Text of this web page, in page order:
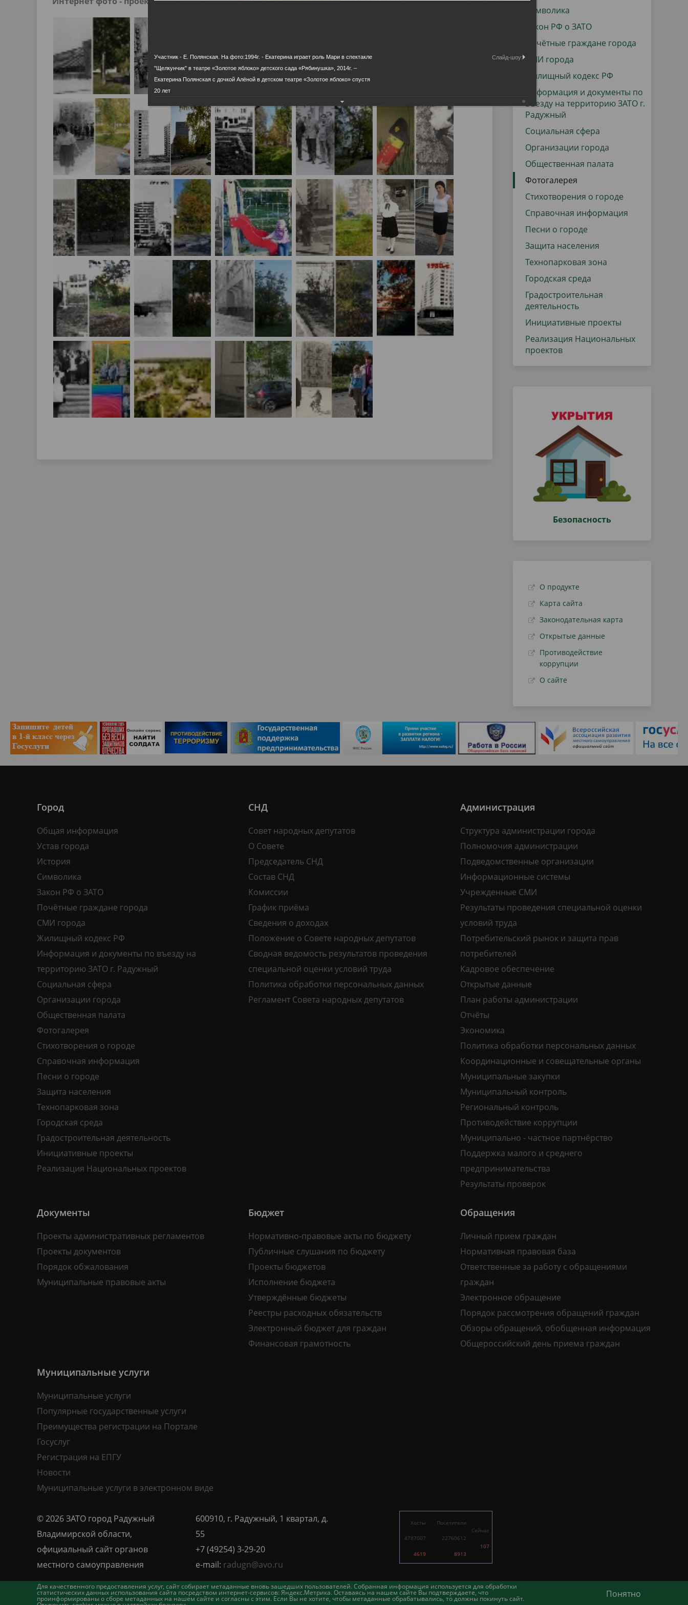
Городская среда
Градостроительная деятельность
условий труда
Координационные и совещательные
Региональный контроль
партнёрство
Поддержка малого и среднего
предпринимательства
Результаты проверок
Символика
Закон РФ о ЗАТО
Почётные граждане города
СМИ города
Жилищный кодекс РФ
Информация и документы по
въезду на территорию ЗАТО г.
Радужный
Социальная сфера
Организации города
Общественная палата
Фотогалерея
Стихотворения о городе
Справочная информация
Песни о городе
Защита населения
Технопарковая зона
Городская среда
Градостроительная
деятельность
Инициативные проекты
Реализация Национальных
проектов
Безопасность
О продукте
Карта сайта
Законодательная карта
Открытые данные
Противодействие
коррупции
О сайте
Для качественного предоставления услуг, сайт собирает метаданные вновь зашедших пользователей. Собранная информация используется для обработки
статистических данных использования сайта посредством интернет-сервисов: Яндекс.Метрика. Оставаясь на нашем сайте Вы подтверждаете, что
проинформированы о сборе метаданных на нашем сайте и согласны с этим. Если Вы не хотите, чтобы метаданные обрабатывались, то должны покинуть сайт. Понятно
Город
Общая информация
Устав города
История
Символика
Закон РФ о ЗАТО
Почётные граждане города
СМИ города
Жилищный кодекс РФ
Информация и документы по въезду на
территорию ЗАТО г. Радужный
Социальная сфера
Организации города
Общественная палата
Фотогалерея
Стихотворения о городе
Справочная информация
Песни о городе
Защита населения
Технопарковая зона
Городская среда
Градостроительная деятельность
Инициативные проекты
Реализация Национальных проектов
СНД
Совет народных депутатов
О Совете
Председатель СНД
Состав СНД
Комиссии
График приёма
Сведения о доходах
Положение о Совете народных депутатов
Сводная ведомость результатов проведения
специальной оценки условий труда
Политика обработки персональных данных
Регламент Совета народных депутатов
Администрация
Структура администрации города
Полномочия администрации
Подведомственные организации
Информационные системы
Учрежденные СМИ
Результаты проведения специальной оценки
условий труда
Потребительский рынок и защита прав
потребителей
Кадровое обеспечение
Открытые данные
План работы администрации
Отчёты
Экономика
Политика обработки персональных данных
Координационные и совещательные органы
Муниципальные закупки
Муниципальный контроль
Региональный контроль
Противодействие коррупции
Муниципально - частное партнёрство
Поддержка малого и среднего
предпринимательства
Результаты проверок
Документы
Проекты административных регламентов
Проекты документов
Порядок обжалования
Муниципальные правовые акты
Бюджет
Нормативно-правовые акты по бюджету
Публичные слушания по бюджету
Проекты бюджетов
Исполнение бюджета
Утверждённые бюджеты
Реестры расходных обязательств
Электронный бюджет для граждан
Финансовая грамотность
Обращения
Личный прием граждан
Нормативная правовая база
Ответственные за работу с обращениями
граждан
Электронное обращение
Порядок рассмотрения обращений граждан
Обзоры обращений, обобщенная информация
Общероссийский день приема граждан
Муниципальные услуги
Муниципальные услуги
Популярные государственные услуги
Преимущества регистрации на Портале
Госуслуг
Регистрация на ЕПГУ
Новости
Муниципальные услуги в электронном виде
© 2026 ЗАТО город Радужный
Владимирской области,
официальный сайт органов
местного самоуправления
600910, г. Радужный, 1 квартал, д.
55
+7 (49254) 3-29-20
e-mail: radugn@avo.ru
Хосты
4787007
4619
Посетители
22760612
8913
Сейчас
107
Участник - Е. Полянская. На фото:1994г. - Екатерина играет роль Мари в спектакле
"Щелкунчик" в театре «Золотое яблоко» детского сада «Рябинушка», 2014г. –
Екатерина Полянская с дочкой Алёной в детском театре «Золотое яблоко» спустя
20 лет
Слайд-шоу: